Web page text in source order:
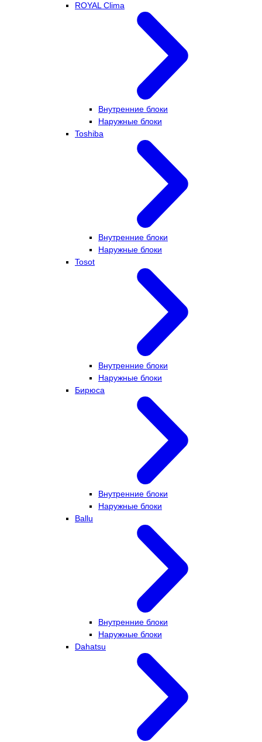
ROYAL Clima
Внутренние блоки
Наружные блоки
Toshiba
Внутренние блоки
Наружные блоки
Tosot
Внутренние блоки
Наружные блоки
Бирюса
Внутренние блоки
Наружные блоки
Ballu
Внутренние блоки
Наружные блоки
Dahatsu